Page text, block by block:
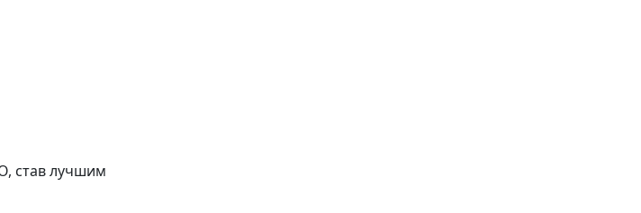
став лучшим